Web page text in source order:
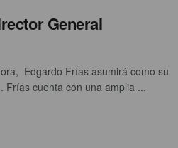
General
Edgardo Frías asumirá como su
Frías cuenta con una amplia ...